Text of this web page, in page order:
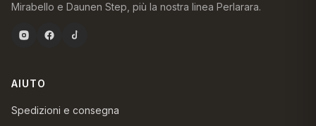
Mirabello e Daunen Step, più la nostra linea Perlarara.
AIUTO
Spedizioni e consegna